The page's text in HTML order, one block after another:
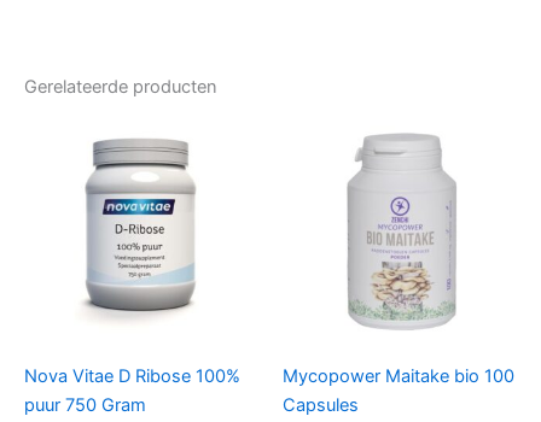
Gerelateerde producten
Nova Vitae D Ribose 100%
puur 750 Gram
Mycopower Maitake bio 100
Capsules